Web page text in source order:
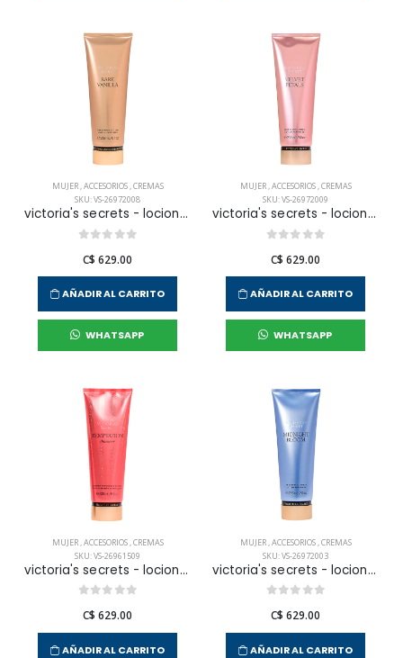
MUJER,ACCESORIOS,CREMAS
SKU: VS-26972008
victoria's secrets - locion corporal bare vanilla para mujer
C$ 629.00
AÑADIR AL CARRITO
WHATSAPP
MUJER,ACCESORIOS,CREMAS
SKU: VS-26972009
victoria's secrets - locion corporal velvet petals para mujer
C$ 629.00
AÑADIR AL CARRITO
WHATSAPP
MUJER,ACCESORIOS,CREMAS
SKU: VS-26961509
victoria's secrets - locion corporal temptation shimmer para mujer
C$ 629.00
AÑADIR AL CARRITO
MUJER,ACCESORIOS,CREMAS
SKU: VS-26972003
victoria's secrets - locion corporal midnight bloom body para mujer
C$ 629.00
AÑADIR AL CARRITO